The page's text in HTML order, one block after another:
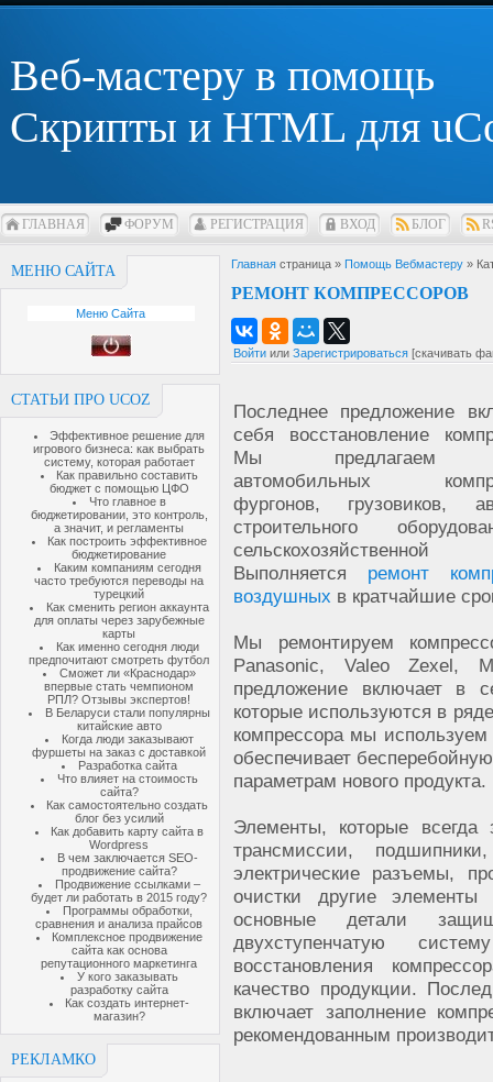
Веб-мастеру в помощь
Скрипты и HTML для
ГЛАВНАЯ ФОРУМ РЕГИСТРАЦИЯ ВХОД БЛОГ
МЕНЮ САЙТА
Меню Сайта
СТАТЬИ ПРО UCOZ
Эффективное решение для
игрового бизнеса: как выбрать
систему, которая работает
Как правильно составить
бюджет с помощью ЦФО
Что главное в
бюджетировании, это контроль,
а значит, и регламенты
Как построить эффективное
бюджетирование
Каким компаниям сегодня
часто требуются переводы на
турецкий
Как сменить регион аккаунта
для оплаты через зарубежные
карты
Как именно сегодня люди
предпочитают смотреть футбол
Сможет ли «Краснодар»
впервые стать чемпионом
РПЛ? Отзывы экспертов!
В Беларуси стали популярны
китайские авто
Когда люди заказывают
фуршеты на заказ с доставкой
Разработка сайта
Что влияет на стоимость
сайта?
Как самостоятельно создать
блог без усилий
Как добавить карту сайта в
Wordpress
В чем заключается SEO-
продвижение сайта?
Продвижение ссылками –
будет ли работать в 2015 году?
Программы обработки,
сравнения и анализа прайсов
Комплексное продвижение
сайта как основа
репутационного маркетинга
У кого заказывать
разработку сайта
Как создать интернет-
магазин?
РЕКЛАМКО
Главная страница » Помощь Вебмастеру »
РЕМОНТ КОМПРЕССОРОВ
Войти или Зарегистрироваться [скачивать
Последнее предложение
себя восстановление
Мы предлагаем
автомобильных
фургонов, грузовиков,
строительного
сельскохозяйственной
Выполняется ремонт
воздушных в кратчайшие
Мы ремонтируем
Panasonic, Valeo Zexel,
предложение включает в
которые используются в
компрессора мы используем
обеспечивает
параметрам нового продукта.
Элементы, которые
трансмиссии,
электрические разъемы,
очистки другие элементы
основные детали
двухступенчатую
восстановления
качество продукции.
включает заполнение
рекомендованным